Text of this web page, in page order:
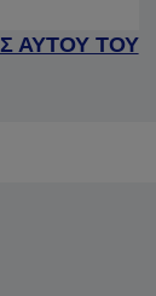
ΑΥΤΟΥ ΤΟΥ